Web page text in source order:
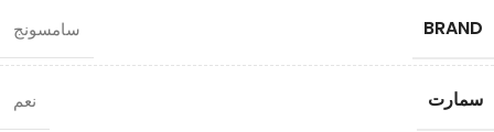
BRAND سامسونج
سمارت نعم